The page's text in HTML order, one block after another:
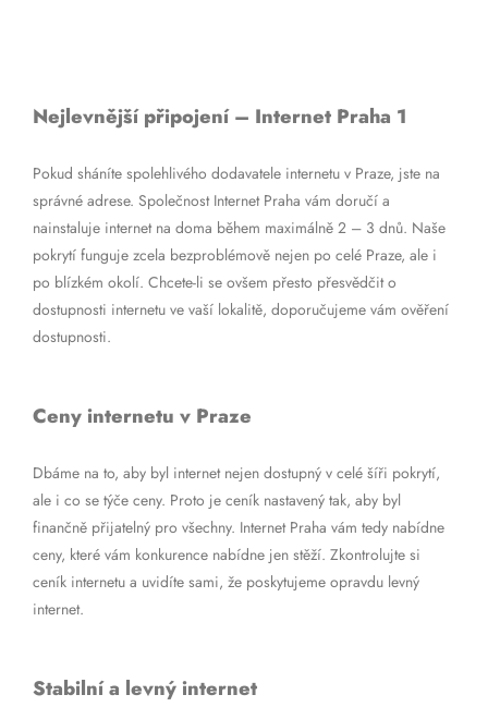
Nejlevnější připojení – Internet Praha 1
Pokud sháníte spolehlivého dodavatele internetu v Praze, jste na
správné adrese. Společnost Internet Praha vám doručí a
nainstaluje internet na doma během maximálně 2 – 3 dnů. Naše
pokrytí funguje zcela bezproblémově nejen po celé Praze, ale i
po blízkém okolí. Chcete-li se ovšem přesto přesvědčit o
dostupnosti internetu ve vaší lokalitě, doporučujeme vám ověření
dostupnosti.
Ceny internetu v Praze
Dbáme na to, aby byl internet nejen dostupný v celé šíři pokrytí,
ale i co se týče ceny. Proto je ceník nastavený tak, aby byl
finančně přijatelný pro všechny. Internet Praha vám tedy nabídne
ceny, které vám konkurence nabídne jen stěží. Zkontrolujte si
ceník internetu a uvidíte sami, že poskytujeme opravdu levný
internet.
Stabilní a levný internet